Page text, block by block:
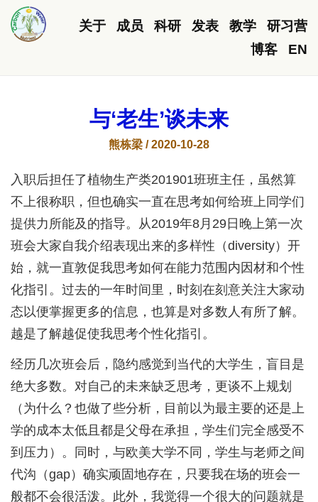
关于 成员 科研 发表 教学
研习营
博客
EN
与‘老生’谈未来
熊栋梁 / 2020-10-28
入职后担任了植物生产类201901班班主任，虽然算
不上很称职，但也确实一直在思考如何给班上同学们
提供力所能及的指导。从2019年8月29日晚上第一次
班会大家自我介绍表现出来的多样性（diversity）开
始，就一直敦促我思考如何在能力范围内因材和个性
化指引。过去的一年时间里，时刻在刻意关注大家动
态以便掌握更多的信息，也算是对多数人有所了解。
越是了解越促使我思考个性化指引。
经历几次班会后，隐约感觉到当代的大学生，盲目是
绝大多数。对自己的未来缺乏思考，更谈不上规划
（为什么？也做了些分析，目前以为最主要的还是上
学的成本太低且都是父母在承担，学生们完全感受不
到压力）。同时，与欧美大学不同，学生与老师之间
代沟（gap）确实顽固地存在，只要我在场的班会一
般都不会很活泼。此外，我觉得一个很大的问题就是